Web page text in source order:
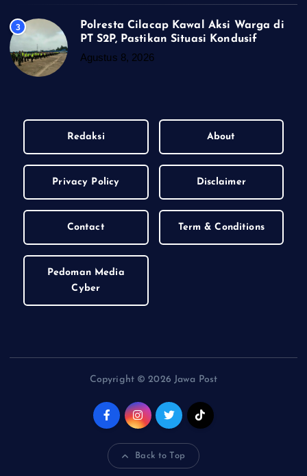
3
Polresta Cilacap Kawal Aksi Warga di
PT S2P, Pastikan Situasi Kondusif
Agustus 8, 2026
Redaksi About
Privacy Policy Disclaimer
Contact Term & Conditions
Pedoman Media
Cyber
Copyright © 2026 Jawa Post
Back to Top